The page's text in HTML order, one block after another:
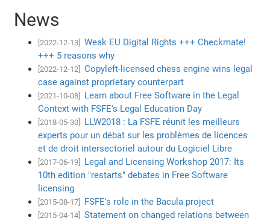
News
[2022-12-13]
Weak EU Digital Rights +++ Checkmate!
+++ 5 reasons why
[2022-12-12]
Copyleft-licensed chess engine wins legal
case against proprietary counterpart
[2021-10-08]
Learn about Free Software in the Legal
Context with FSFE's Legal Education Day
[2018-05-30]
LLW2018 : La FSFE réunit les meilleurs
experts pour un débat sur les problèmes de licences
et de droit intersectoriel autour du Logiciel Libre
[2017-06-19]
Legal and Licensing Workshop 2017: Its
10th edition "restarts" debates in Free Software
licensing
[2015-08-17] FSFE's role in the Bacula project
[2015-04-14]
Statement on changed relations between